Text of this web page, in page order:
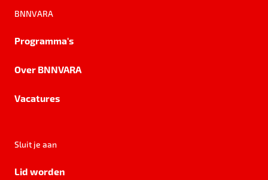
BNNVARA
Programma's
Over BNNVARA
Vacatures
Sluit je aan
Lid worden